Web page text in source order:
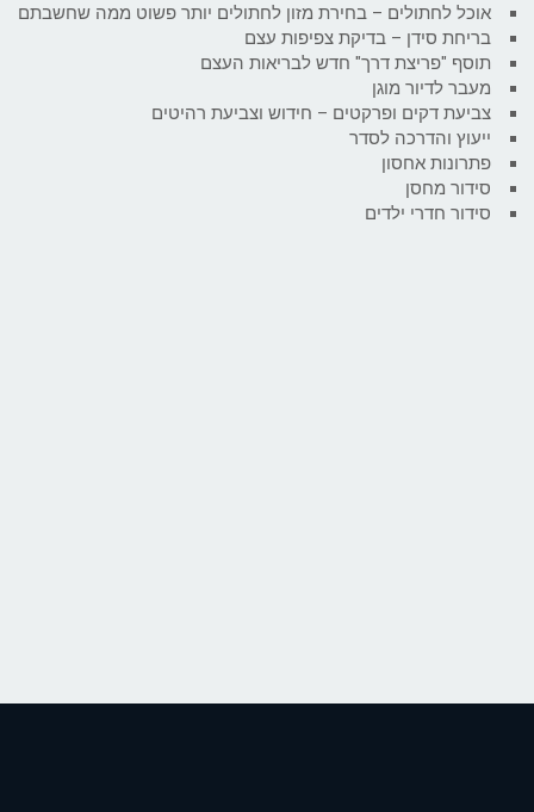
אוכל לחתולים – בחירת מזון לחתולים יותר פשוט ממה שחשבתם
בריחת סידן – בדיקת צפיפות עצם
תוסף "פריצת דרך" חדש לבריאות העצם
מעבר לדיור מוגן
צביעת דקים ופרקטים – חידוש וצביעת רהיטים
ייעוץ והדרכה לסדר
פתרונות אחסון
סידור מחסן
סידור חדרי ילדים